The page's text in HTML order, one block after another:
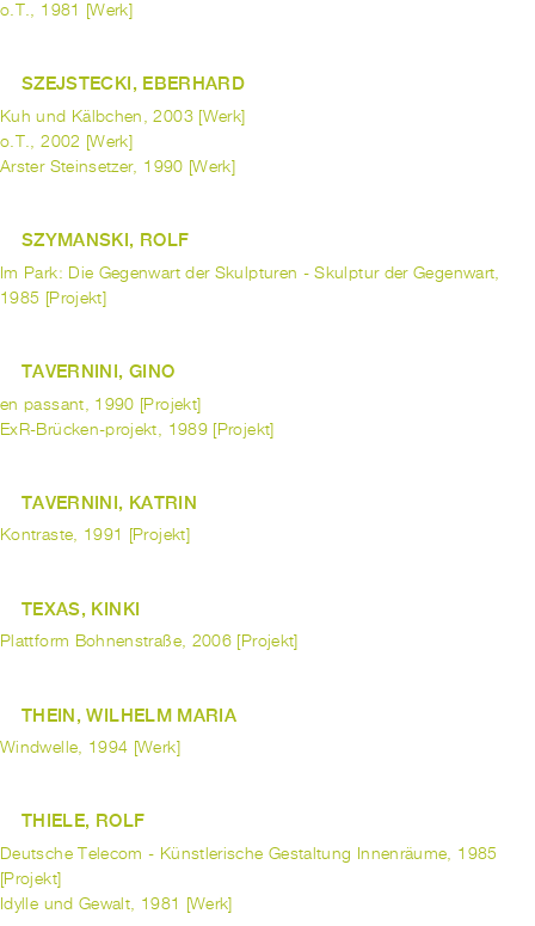
o.T., 1981 [Werk]
SZEJSTECKI, EBERHARD
Kuh und Kälbchen, 2003 [Werk]
o.T., 2002 [Werk]
Arster Steinsetzer, 1990 [Werk]
SZYMANSKI, ROLF
Im Park: Die Gegenwart der Skulpturen - Skulptur der Gegenwart,
1985 [Projekt]
TAVERNINI, GINO
en passant, 1990 [Projekt]
ExR-Brücken-projekt, 1989 [Projekt]
TAVERNINI, KATRIN
Kontraste, 1991 [Projekt]
TEXAS, KINKI
Plattform Bohnenstraße, 2006 [Projekt]
THEIN, WILHELM MARIA
Windwelle, 1994 [Werk]
THIELE, ROLF
Deutsche Telecom - Künstlerische Gestaltung Innenräume, 1985
[Projekt]
Idylle und Gewalt, 1981 [Werk]